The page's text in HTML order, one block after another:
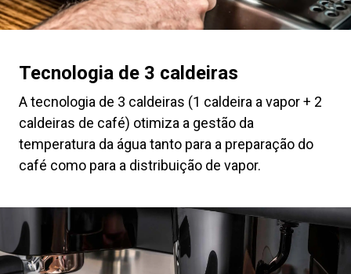
Tecnologia de 3 caldeiras
A tecnologia de 3 caldeiras (1 caldeira a vapor + 2
caldeiras de café) otimiza a gestão da
temperatura da água tanto para a preparação do
café como para a distribuição de vapor.